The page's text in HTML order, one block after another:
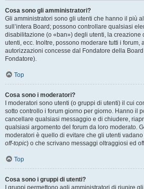
Cosa sono gli amministratori?
Gli amministratori sono gli utenti che hanno il più
sull’intera Board; possono controllare qualsiasi
disabilitazione (o «ban») degli utenti, la creazione
utenti, ecc. Inoltre, possono moderare tutti i forum,
autorizzazioni concesse dal Fondatore della
Fondatore).
Top
Cosa sono i moderatori?
I moderatori sono utenti (o gruppi di utenti) il cui
sotto controllo i forum giorno per giorno. Hanno il
cancellare qualsiasi messaggio e di chiudere,
qualsiasi argomento del forum da loro moderato.
moderatori è quello di evitare che gli utenti
off-topic) o che scrivano messaggi oltraggiosi ed
Top
Cosa sono i gruppi di utenti?
I gruppi permettono agli amministratori di riunire